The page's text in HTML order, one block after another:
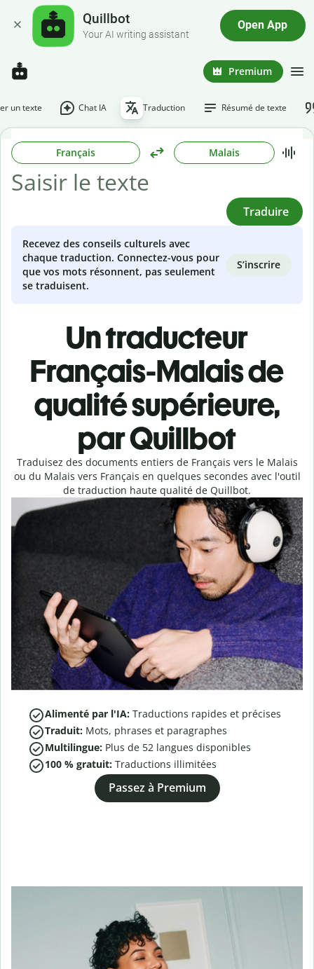
Quillbot
Your AI writing assistant
Open App
Premium
un texte Chat IA Traduction Résumé de texte
Français Malais
Traduire
Recevez des conseils culturels avec
chaque traduction. Connectez-vous pour
que vos mots résonnent, pas seulement
se traduisent.
S’inscrire
Un traducteur
Français-Malais de
qualité supérieure,
par Quillbot
Traduisez des documents entiers de Français vers le Malais
ou du Malais vers Français en quelques secondes avec l'outil
de traduction haute qualité de Quillbot.
Alimenté par l'IA: Traductions rapides et précises
Traduit: Mots, phrases et paragraphes
Multilingue: Plus de 52 langues disponibles
100 % gratuit: Traductions illimitées
Passez à Premium